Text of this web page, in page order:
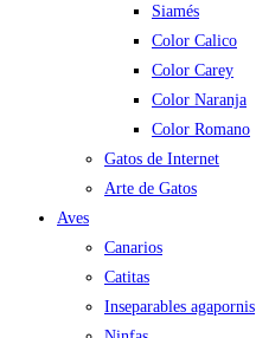
Siamés
Color Calico
Color Carey
Color Naranja
Color Romano
Gatos de Internet
Arte de Gatos
Aves
Canarios
Catitas
Inseparables agapornis